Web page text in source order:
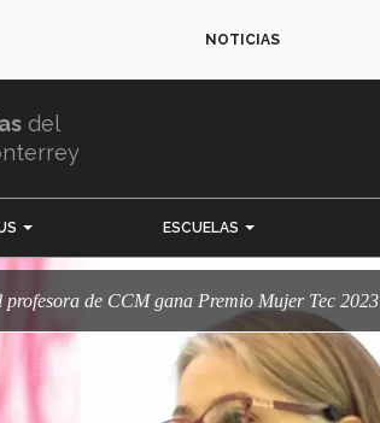
NOTICIAS
del
ESCUELAS
profesora de CCM gana Premio Mujer Tec 2023